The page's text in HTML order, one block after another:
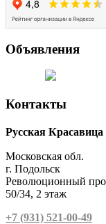
Объявления
Контакты
Русская Красавица
Московская обл.
г. Подольск
Революционный
50/34, 2 этаж
+7 (931) 521-00-49